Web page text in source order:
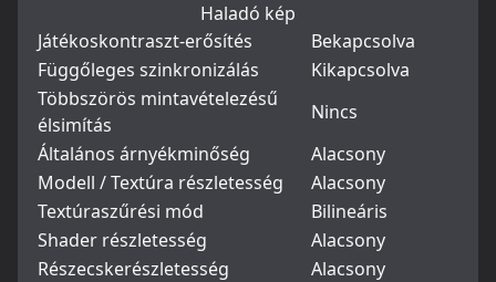
Haladó kép
Játékoskontraszt-erősítés
Bekapcsolva
Függőleges szinkronizálás
Kikapcsolva
Többszörös mintavételezésű
élsimítás
Nincs
Általános árnyékminőség
Alacsony
Modell / Textúra részletesség
Alacsony
Textúraszűrési mód
Bilineáris
Shader részletesség
Alacsony
Részecskerészletesség
Alacsony